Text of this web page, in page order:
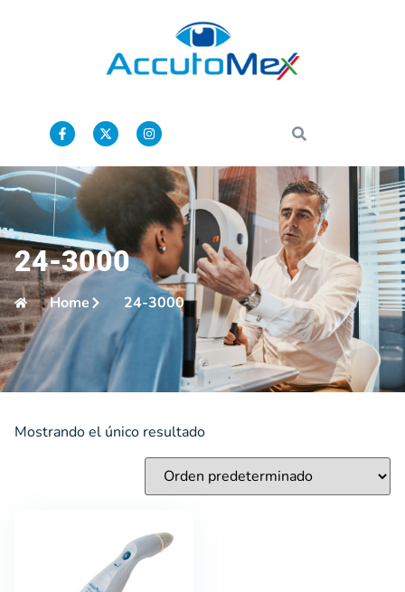
24-3000
Home 24-3000
Mostrando el único resultado